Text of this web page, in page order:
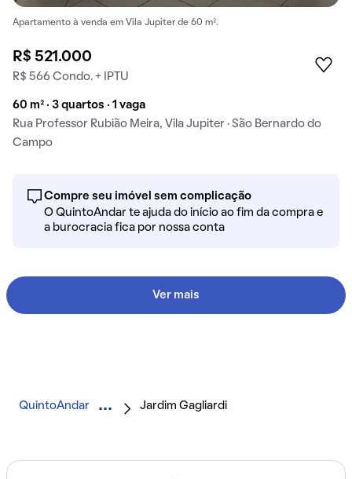
Apartamento à venda em Vila Jupiter de 60 m².
R$ 521.000
R$ 566 Condo. + IPTU
60 m² · 3 quartos · 1 vaga
Rua Professor Rubião Meira, Vila Jupiter · São Bernardo do
Campo
Compre seu imóvel sem complicação
O QuintoAndar te ajuda do início ao fim da compra e
a burocracia fica por nossa conta
Ver mais
QuintoAndar Jardim Gagliardi